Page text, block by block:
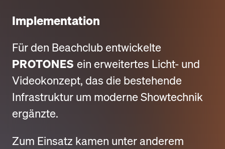
Implementation
Für den Beachclub entwickelte
PROTONES ein erweitertes Licht- und
Videokonzept, das die bestehende
Infrastruktur um moderne Showtechnik
ergänzte.
Zum Einsatz kamen unter anderem